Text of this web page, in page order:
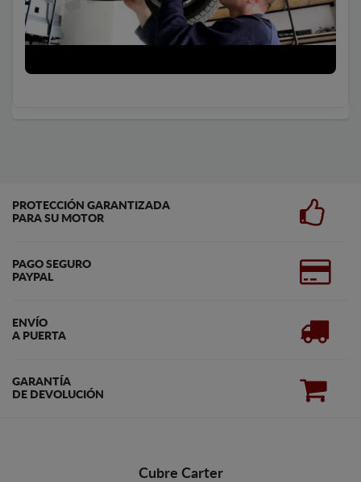
PROTECCIÓN GARANTIZADA
PARA SU MOTOR
PAGO SEGURO
PAYPAL
ENVÍO
A PUERTA
GARANTÍA
DE DEVOLUCIÓN
Cubre Carter